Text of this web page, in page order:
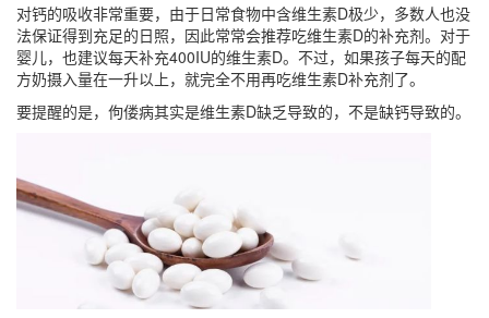
对钙的吸收非常重要，由于日常食物中含维生素D极少，多数人也没
法保证得到充足的日照，因此常常会推荐吃维生素D的补充剂。对于
婴儿，也建议每天补充400IU的维生素D。不过，如果孩子每天的配
方奶摄入量在一升以上，就完全不用再吃维生素D补充剂了。
要提醒的是，佝偻病其实是维生素D缺乏导致的，不是缺钙导致的。